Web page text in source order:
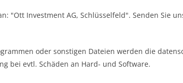
"Ott Investment AG, Schlüsselfeld". Senden Sie
oder sonstigen Dateien werden die
bei evtl. Schäden an Hard- und Software.